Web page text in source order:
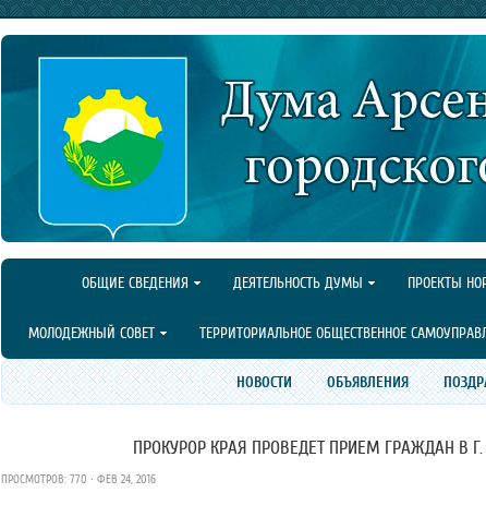
ОБЩИЕ СВЕДЕНИЯ ДЕЯТЕЛЬНОСТЬ ДУМЫ ПРОЕКТЫ
МОЛОДЕЖНЫЙ СОВЕТ ТЕРРИТОРИАЛЬНОЕ ОБЩЕСТВЕННОЕ
НОВОСТИ ОБЪЯВЛЕНИЯ
ПРОКУРОР КРАЯ ПРОВЕДЕТ ПРИЕМ ГРАЖДАН В Г.
ПРОСМОТРОВ: 770 · ФЕВ 24, 2016